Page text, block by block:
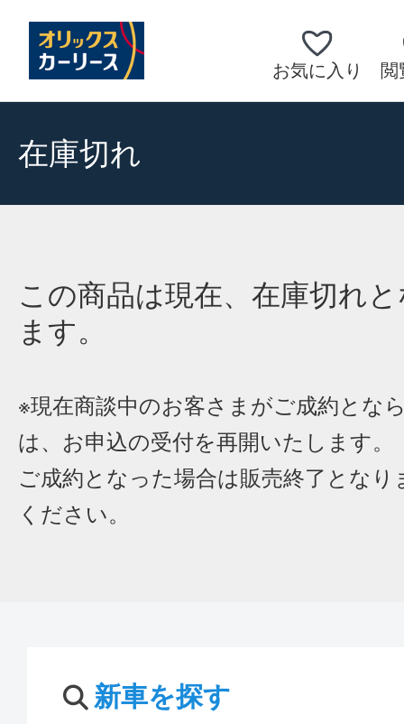
お気に入り 閲
在庫切れ
この商品は現在、在庫切れ
ます。
※現在商談中のお客さまがご成約とな
は、お申込の受付を再開いたします。
ご成約となった場合は販売終了となり
ください。
新車を探す